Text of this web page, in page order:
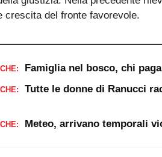
crescita del fronte favorevole.
Famiglia nel bosco, chi
Tutte le donne di Ranucci
Meteo, arrivano temporali